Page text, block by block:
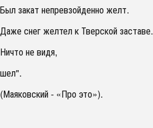
Был закат непревзойденно желт.
Даже снег желтел к Тверской заставе.
Ничто не видя,
шел".
(Маяковский - «Про это»).